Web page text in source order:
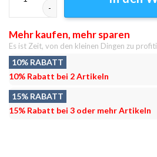
Mehr kaufen, mehr sparen
Es ist Zeit, von den kleinen Dingen zu
10% RABATT
10% Rabatt bei 2 Artikeln
15% RABATT
15% Rabatt bei 3 oder mehr Artikeln